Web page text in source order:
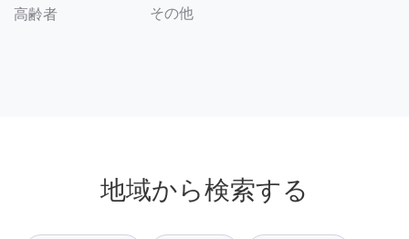
高齢者 その他
地域から検索する